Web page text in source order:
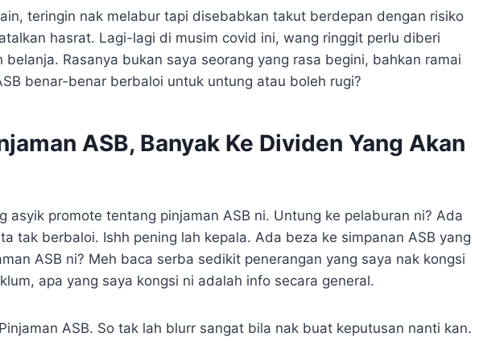
teringin nak melabur tapi disebabkan takut berdepan dengan risiko
hasrat. Lagi-lagi di musim covid ini, wang ringgit perlu diberi
Rasanya bukan saya seorang yang rasa begini, bahkan ramai
benar-benar berbaloi untuk untung atau boleh rugi?
ASB, Banyak Ke Dividen Yang Akan
asyik promote tentang pinjaman ASB ni. Untung ke pelaburan ni? Ada
tak berbaloi. Ishh pening lah kepala. Ada beza ke simpanan ASB yang
ASB ni? Meh baca serba sedikit penerangan yang saya nak kongsi
apa yang saya kongsi ni adalah info secara general.
ASB. So tak lah blurr sangat bila nak buat keputusan nanti kan.